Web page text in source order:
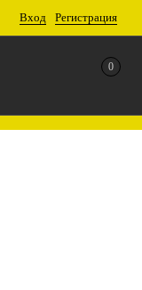
Вход Регистрация
0